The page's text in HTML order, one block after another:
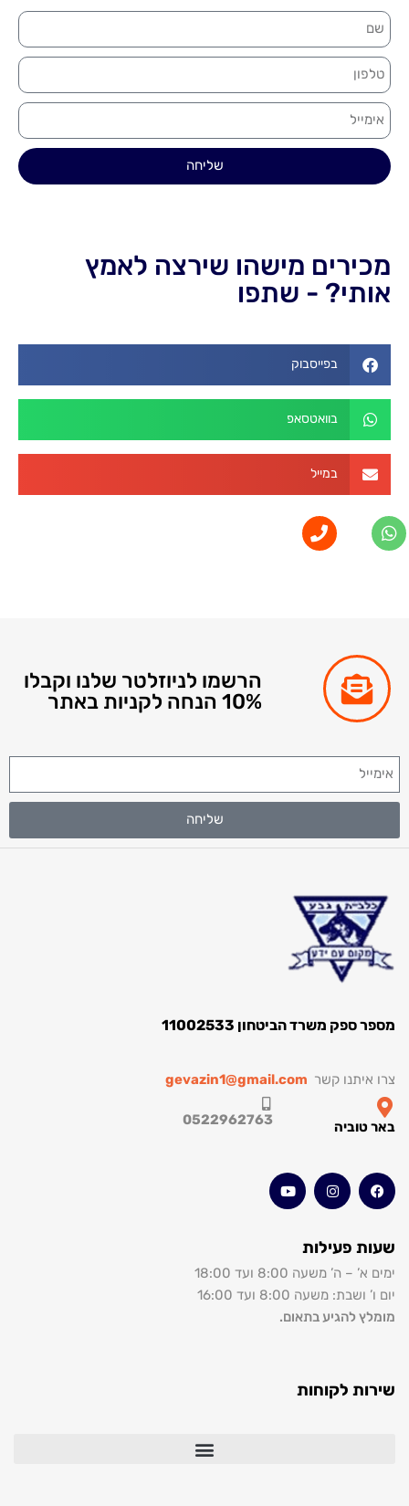
שליחה
מכירים מישהו שירצה לאמץ
אותי? - שתפו
בפייסבוק
בוואטסאפ
במייל
הרשמו לניוזלטר שלנו וקבלו
10% הנחה לקניות באתר
שליחה
מספר ספק משרד הביטחון 11002533
צרו איתנו קשר
באר טוביה 0522962763
שעות פעילות
ימים א’ – ה’ משעה 8:00 ועד 18:00
יום ו’ ושבת: משעה 8:00 ועד 16:00
מומלץ להגיע בתאום.
שירות לקוחות